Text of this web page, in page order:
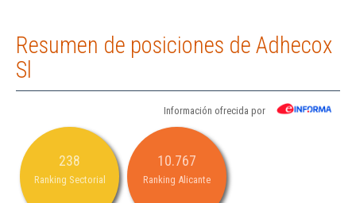
Resumen de posiciones de Adhecox
Sl
Información ofrecida por
238
Ranking Sectorial
10.767
Ranking Alicante